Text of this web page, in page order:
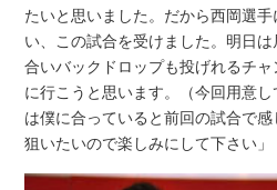
たいと思いました。だから西岡選
い、この試合を受けました。明日
合いバックドロップも投げれるチ
に行こうと思います。（今回用意
は僕に合っていると前回の試合で
狙いたいので楽しみにして下さい」